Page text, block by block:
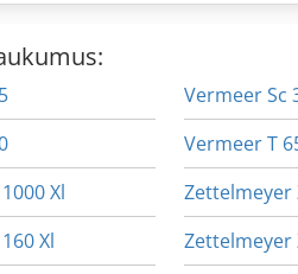
Xl
Xl
Vermeer Sc
Vermeer T
Zettelmeyer
Zettelmeyer